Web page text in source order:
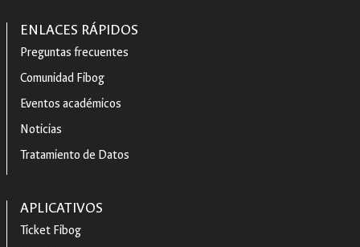
ENLACES RÁPIDOS
Preguntas frecuentes
Comunidad Fibog
Eventos académicos
Noticias
Tratamiento de Datos
APLICATIVOS
Ticket Fibog